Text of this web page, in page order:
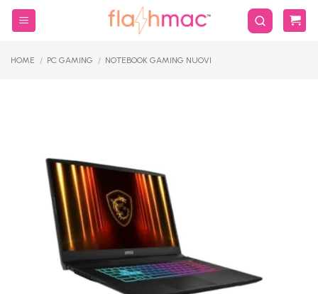
Salta
HOME / PC GAMING / NOTEBOOK GAMING NUOVI